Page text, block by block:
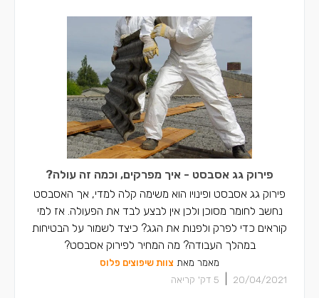
פירוק גג אסבסט - איך מפרקים, וכמה זה עולה?
פירוק גג אסבסט ופינויו הוא משימה קלה למדי, אך האסבסט
נחשב לחומר מסוכן ולכן אין לבצע לבד את הפעולה. אז למי
קוראים כדי לפרק ולפנות את הגג? כיצד לשמור על הבטיחות
במהלך העבודה? מה המחיר לפירוק אסבסט?
מאמר מאת צוות שיפוצים פלוס
20/04/2021
5 דק' קריאה